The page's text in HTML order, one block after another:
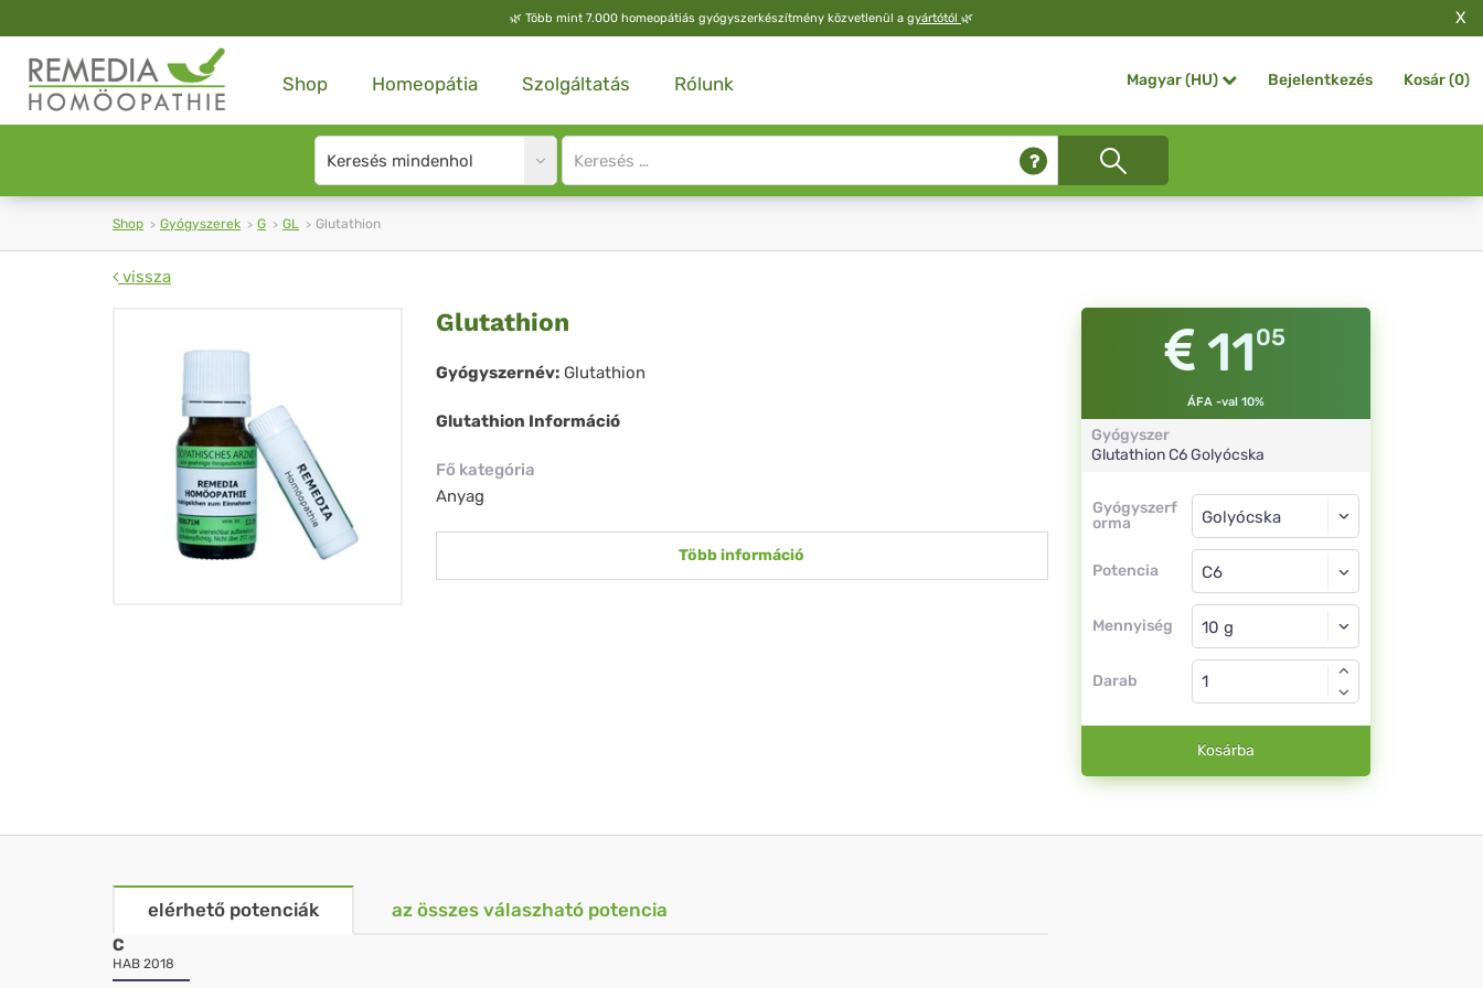
🌿 Több mint 7.000 homeopátiás gyógyszerkészítmény közvetlenül a gyártótól 🌿 X
Shop Homeopátia Szolgáltatás Rólunk Magyar (HU) Bejelentkezés Kosár (0)
Search
type
Site
search
Shop Gyógyszerek G GL Glutathion
vissza
Glutathion
Glutathion
Gyógyszernév: Glutathion
Glutathion Információ
Fő kategória
Anyag
Több információ
1105
ÁFA -val 10%
Gyógyszer
GlutathionC6 Golyócska
Gyógyszerf
orma
Gyógyszerforma
Potencia
Golyócska
C6
Mennyiség
Golyócska
Darab
Kosárba
elérhető potenciák az összes válaszható potencia
C
HAB 2018